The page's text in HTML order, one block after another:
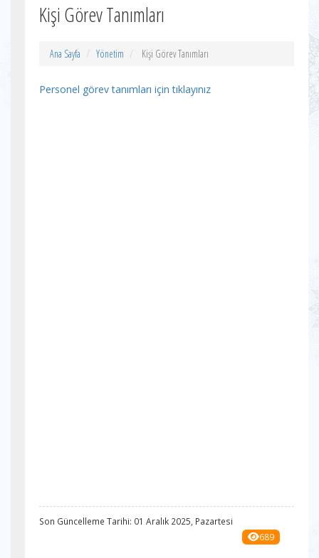
Kişi Görev Tanımları
Ana Sayfa Yönetim Kişi Görev Tanımları
Personel görev tanımları için tıklayınız
Son Güncelleme Tarihi: 01 Aralık 2025, Pazartesi
689